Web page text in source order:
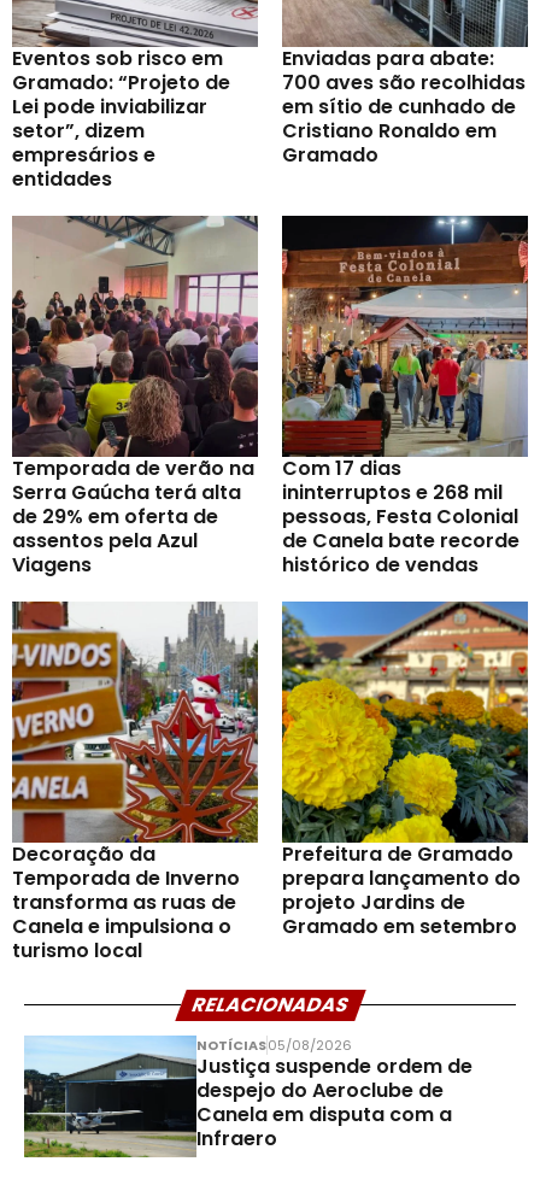
Eventos sob risco em
Gramado: “Projeto de
Lei pode inviabilizar
setor”, dizem
empresários e
entidades
Enviadas para abate:
700 aves são recolhidas
em sítio de cunhado de
Cristiano Ronaldo em
Gramado
Temporada de verão na
Serra Gaúcha terá alta
de 29% em oferta de
assentos pela Azul
Viagens
Com 17 dias
ininterruptos e 268 mil
pessoas, Festa Colonial
de Canela bate recorde
histórico de vendas
Decoração da
Temporada de Inverno
transforma as ruas de
Canela e impulsiona o
turismo local
Prefeitura de Gramado
prepara lançamento do
projeto Jardins de
Gramado em setembro
RELACIONADAS
NOTÍCIAS05/08/2026
Justiça suspende ordem de
despejo do Aeroclube de
Canela em disputa com a
Infraero